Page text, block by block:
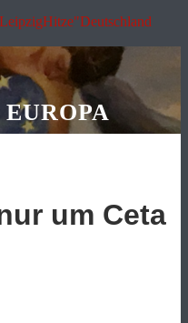
Hitze"Deutschland
um Ceta